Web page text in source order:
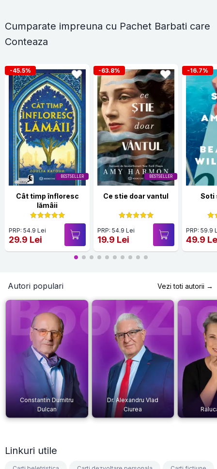
Cumparate impreuna cu Pachet Barbati care
Conteaza
BESTSELLER
-45.5%
Cât timp înfloresc
lămâii
PRP: 54.9 Lei
29.9 Lei
BESTSELLER
-63.8%
Ce stie doar vantul
PRP: 54.9 Lei
19.9 Lei
-16.7%
Soti
PRP: 59.9
49.9
Autori populari Vezi toti autorii →
Constantin Dumitru
Dulcan
Dr. Alexandru Vlad
Ciurea
Linkuri utile